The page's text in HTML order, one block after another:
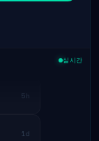
실시간
1d
1d